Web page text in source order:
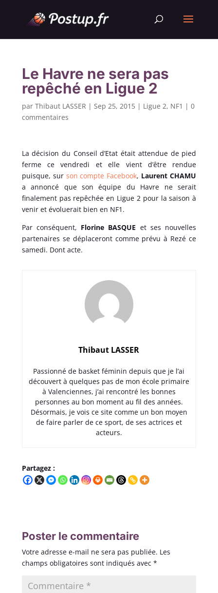
Le Havre ne sera pas
repêché en Ligue 2
par Thibaut LASSER | Sep 25, 2015| Ligue 2, NF1 | 0
commentaires
La décision du Conseil d’Etat était attendue de pied
ferme ce vendredi et elle vient d’être rendue
puisque, sur son compte Facebook, Laurent CHAMU
a annoncé que son équipe du Havre ne serait
finalement pas repêchée en Ligue 2 pour la saison à
venir et évoluerait bien en NF1.
Par conséquent, Florine BASQUE et ses nouvelles
partenaires se déplaceront comme prévu à Rezé ce
samedi. Dont acte.
Thibaut LASSER
Passionné de basket féminin depuis que je l’ai
découvert à quelques pas de mon école primaire
à Valenciennes, j’ai rencontré les bonnes
personnes au bon moment au fil des années.
Désormais, je vois ce site comme un bon moyen
de faire parler de ce sport, de ses actrices et
acteurs.
Partagez :
Poster le commentaire
Votre adresse e-mail ne sera pas publiée. Les
champs obligatoires sont indiqués avec *